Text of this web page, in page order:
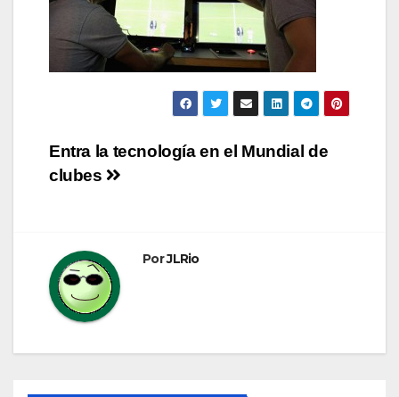
Navegación
Entra la tecnología en el Mundial de
clubes
PorJLRio